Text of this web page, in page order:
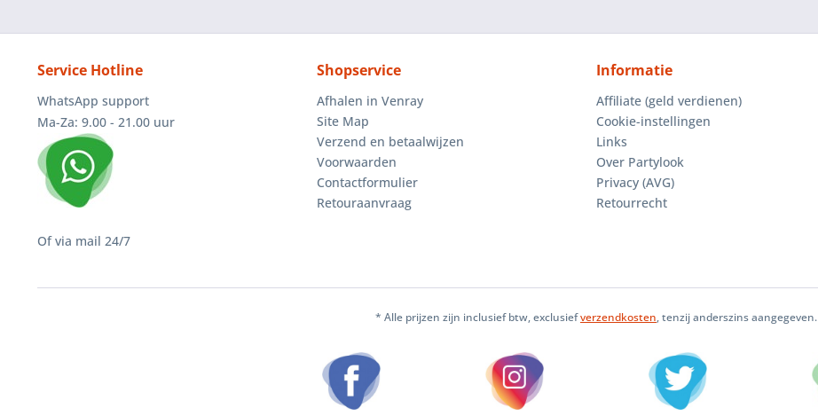
Service Hotline
WhatsApp support
Ma-Za: 9.00 - 21.00 uur
Of via mail 24/7
Shopservice
Afhalen in Venray
Site Map
Verzend en betaalwijzen
Voorwaarden
Contactformulier
Retouraanvraag
Informatie
Affiliate (geld verdienen)
Cookie-instellingen
Links
Over Partylook
Privacy (AVG)
Retourrecht
* Alle prijzen zijn inclusief btw, exclusiefverzendkosten, tenzij anderszins aangegeven.